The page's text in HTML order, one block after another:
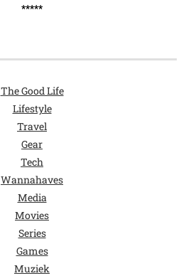
*****
The Good Life
Lifestyle
Travel
Gear
Tech
Wannahaves
Media
Movies
Series
Games
Muziek